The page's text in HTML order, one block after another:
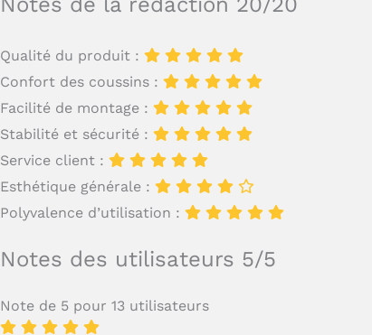
Qualité du produit :
Confort des coussins :
Facilité de montage :
Stabilité et sécurité :
Service client :
Esthétique générale :
Polyvalence d’utilisation :
Notes des utilisateurs 5/5
Note de 5 pour 13 utilisateurs